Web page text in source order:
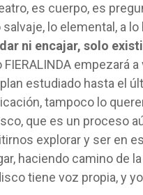
es cuerpo, es
lo elemental, a
ni encajar, solo
empezará
estudiado hasta el
tampoco lo
que es un proceso
explorar y ser en
haciendo camino de
tiene voz propia, y